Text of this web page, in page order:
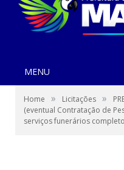
MENU
Home » Licitações »
(eventual Contratação de
serviços funerários